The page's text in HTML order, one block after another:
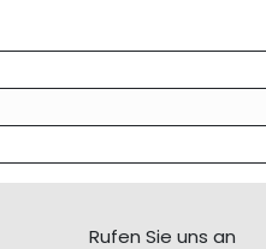
Rufen Sie uns an